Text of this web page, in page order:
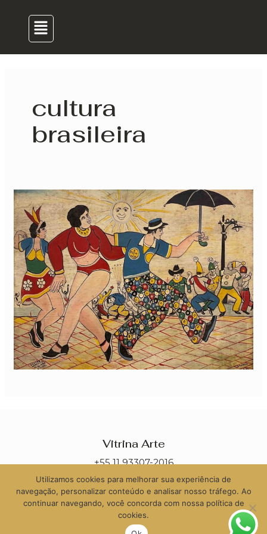
conteúdo
Menu
cultura
brasileira
Vitrina Arte
+55 11 93307-2016
contato@vitrinaarte.com.br
Utilizamos cookies para melhorar sua experiência de
navegação, personalizar conteúdo e analisar nosso tráfego. Ao
continuar navegando, você concorda com nossa política de
cookies.